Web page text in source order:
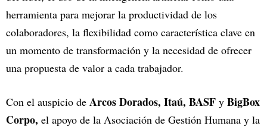
herramienta para mejorar la productividad de los
colaboradores, la flexibilidad como característica clave en
un momento de transformación y la necesidad de ofrecer
una propuesta de valor a cada trabajador.
Con el auspicio de Arcos Dorados, Itaú, BASF y BigBox
Corpo, el apoyo de la Asociación de Gestión Humana y la